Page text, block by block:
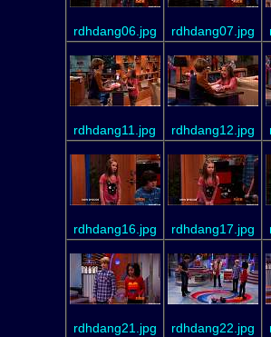
rdhdang06.jpg rdhdang07.jpg
rdhdang11.jpg rdhdang12.jpg
rdhdang16.jpg rdhdang17.jpg
rdhdang21.jpg rdhdang22.jpg